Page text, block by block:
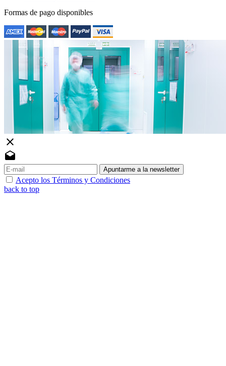
Formas de pago disponibles
close
drafts
Apuntarme a la newsletter
Acepto los Términos y Condiciones
back to top